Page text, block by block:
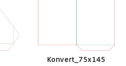
Konvert_75x145